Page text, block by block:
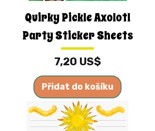
Quirky Pickle Axolotl
Party Sticker Sheets
Cena
7,20 US$
Přidat do košíku